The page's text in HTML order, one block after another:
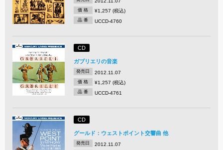
価 格 ¥1,257 (税込)
品 番 UCCD-4760
CD
ガブリエリの音楽
発売日 2012.11.07
価 格 ¥1,257 (税込)
品 番 UCCD-4761
CD
グールド：ウェストポイント交響曲 他
発売日 2012.11.07